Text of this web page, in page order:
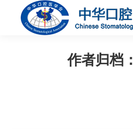
作者归档：